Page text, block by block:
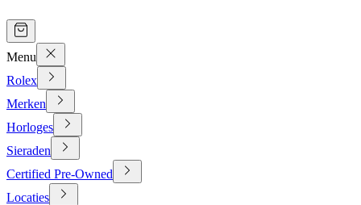
Menu
Rolex
Merken
Horloges
Sieraden
Certified Pre-Owned
Locaties